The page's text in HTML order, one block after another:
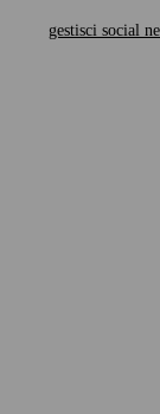
gestisci social